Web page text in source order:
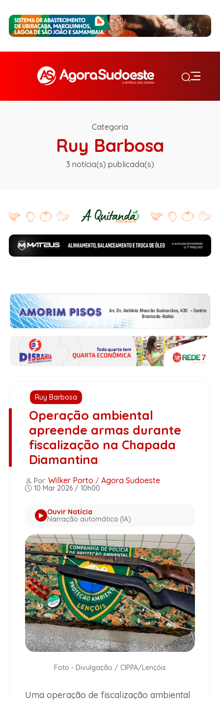
Categoria
Ruy Barbosa
3 notícia(s) publicada(s)
Ruy Barbosa
Operação ambiental
apreende armas durante
fiscalização na Chapada
Diamantina
Por: Wilker Porto / Agora Sudoeste
10 Mar 2026 / 10h00
Ouvir Notícia
Narração automática (IA)
Foto - Divulgação / CIPPA/Lençóis
Uma operação de fiscalização ambiental